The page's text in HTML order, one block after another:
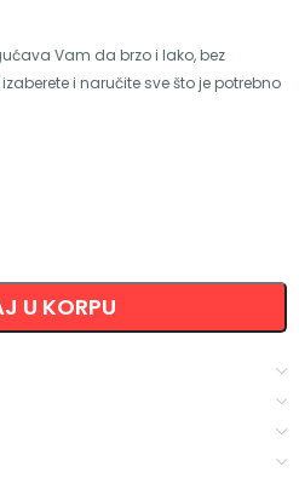
Vam da brzo i lako, bez
i naručite sve što je potrebno
U KORPU